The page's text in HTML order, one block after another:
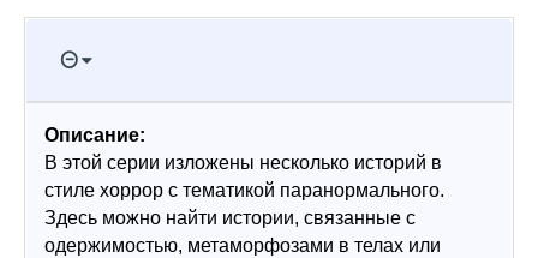
Описание:
В этой серии изложены несколько историй в
стиле хоррор с тематикой паранормального.
Здесь можно найти истории, связанные с
одержимостью, метаморфозами в телах или